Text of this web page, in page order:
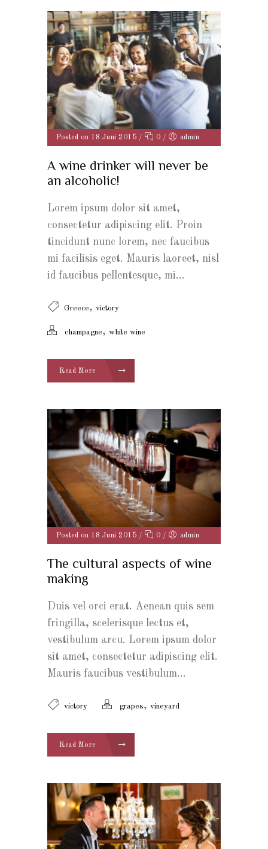
Posted on 18 Juni 2015 / 0 / admin
A wine drinker will never be
an alcoholic!
Lorem ipsum dolor sit amet,
consectetur adipiscing elit. Proin
tincidunt nunc lorem, nec faucibus
mi facilisis eget. Mauris laoreet, nisl
id faucibus pellentesque, mi...
Greece, victory
champagne, white wine
Read More
Posted on 18 Juni 2015 / 0 / admin
The cultural aspects of wine
making
Duis vel orci erat. Aenean quis sem
fringilla, scelerisque lectus et,
vestibulum arcu. Lorem ipsum dolor
sit amet, consectetur adipiscing elit.
Mauris faucibus vestibulum...
victory grapes, vineyard
Read More